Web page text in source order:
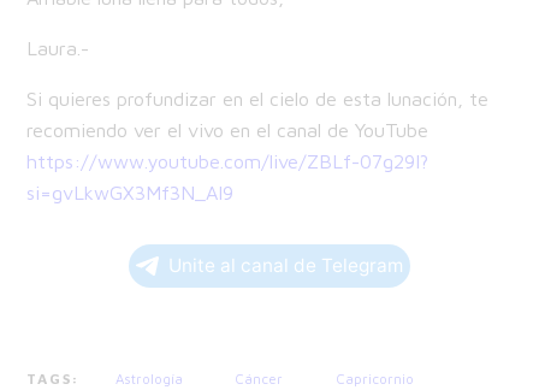
Laura.-
Si quieres profundizar en el cielo de esta lunación, te
recomiendo ver el vivo en el canal de YouTube
https://www.youtube.com/live/ZBLf-07g29I?
si=gvLkwGX3Mf3N_AI9
Unite al canal de Telegram
TAGS: Astrología Cáncer Capricornio